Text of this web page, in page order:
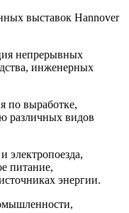
выставок Hannover
непрерывных
инженерных
по выработке,
различных видов
питание,
энергии.